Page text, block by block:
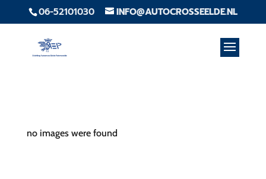
06-52101030 INFO@AUTOCROSSEELDE.NL
no images were found